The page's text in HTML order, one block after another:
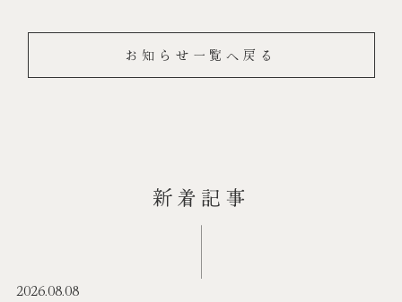
お知らせ一覧へ戻る
新着記事
2026.08.08